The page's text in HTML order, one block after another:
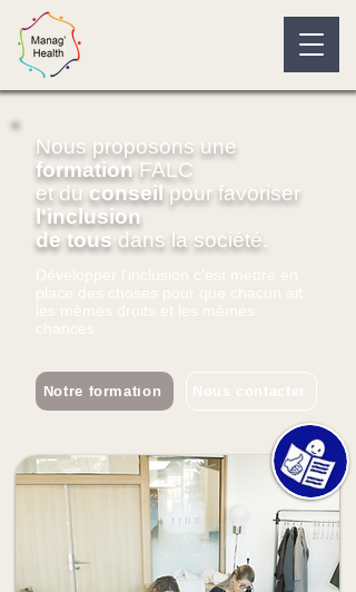
Nous proposons une
formation FALC
et du conseil pour favoriser
l'inclusion
de tous dans la société.
Développer l'inclusion c'est mettre en
place des choses pour que chacun ait
les mêmes droits et les mêmes
chances.
Notre formation Nous contacter